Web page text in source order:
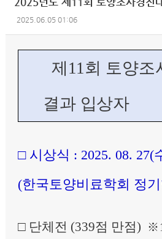
2025.06.05 01:06
제 11회 토양조
결과 입상자
□ 시상식 : 2025. 08. 27(
(한국토양비료학회 정
□ 단체전 (339점 만점) ※